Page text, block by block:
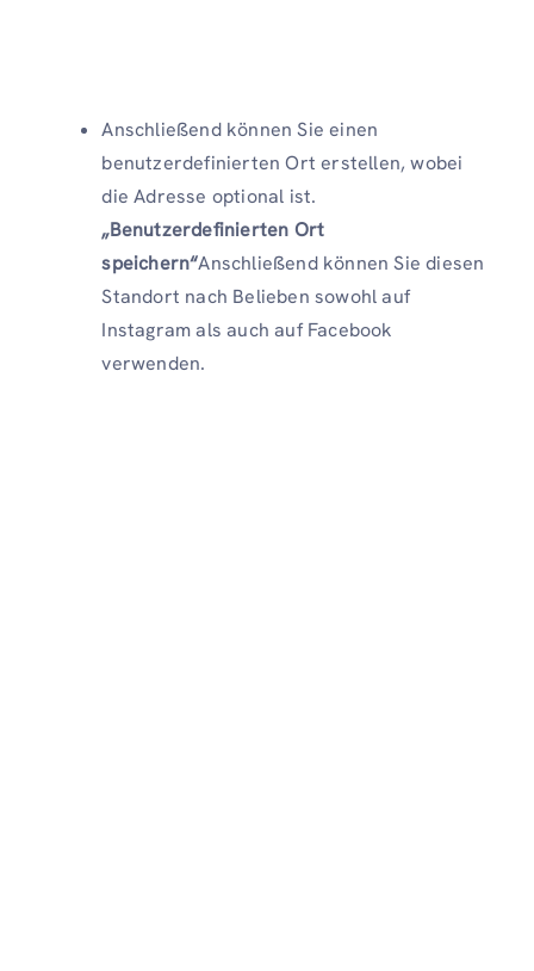
Anschließend können Sie einen
benutzerdefinierten Ort erstellen, wobei
die Adresse optional ist.
„Benutzerdefinierten Ort
speichern“Anschließend können Sie diesen
Standort nach Belieben sowohl auf
Instagram als auch auf Facebook
verwenden.